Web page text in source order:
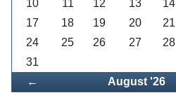
← August '26
10 11 12 13 14
17
18 19 20 21
24
25 26 27 28
31